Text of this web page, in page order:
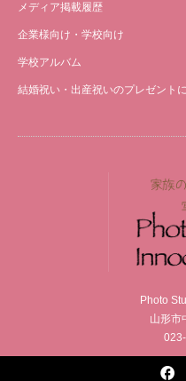
メディア掲載履歴
企業様向け・学校向け
学校アルバム
結婚祝い・出産祝いのプレゼントに
Photo
山形市